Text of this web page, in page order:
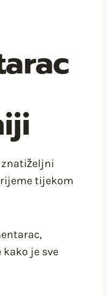
znatiželjni
tijekom
kako je sve